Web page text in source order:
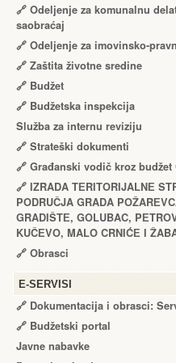
🔗 Odeljenje za komunalnu
saobraćaj
🔗 Odeljenje za imovinsko-
🔗 Zaštita životne sredine
🔗 Budžet
🔗 Budžetska inspekcija
Služba za internu reviziju
🔗 Strateški dokumenti
🔗 Građanski vodič kroz budžet
🔗 IZRADA TЕRITORIJALNЕ
PODRUČJA GRADA
GRADIŠTЕ, GOLUBAC,
KUČЕVO, MALO CRNIĆЕ I
🔗 Obrasci
Е-SERVISI
🔗 Dokumentacija i obrasci:
🔗 Budžetski portal
Javne nabavke